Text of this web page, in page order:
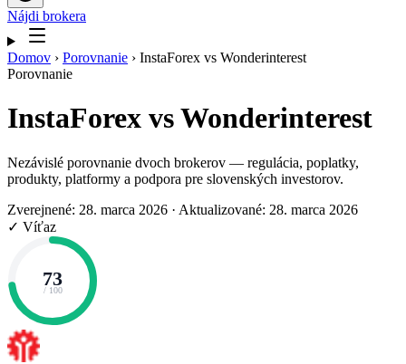
Nájdi brokera
Domov › Porovnanie › InstaForex vs Wonderinterest
Porovnanie
InstaForex vsWonderinterest
Nezávislé porovnanie dvoch brokerov — regulácia, poplatky,
produkty, platformy a podpora pre slovenských investorov.
Zverejnené: 28. marca 2026 · Aktualizované: 28. marca 2026
✓ Víťaz
73
/ 100